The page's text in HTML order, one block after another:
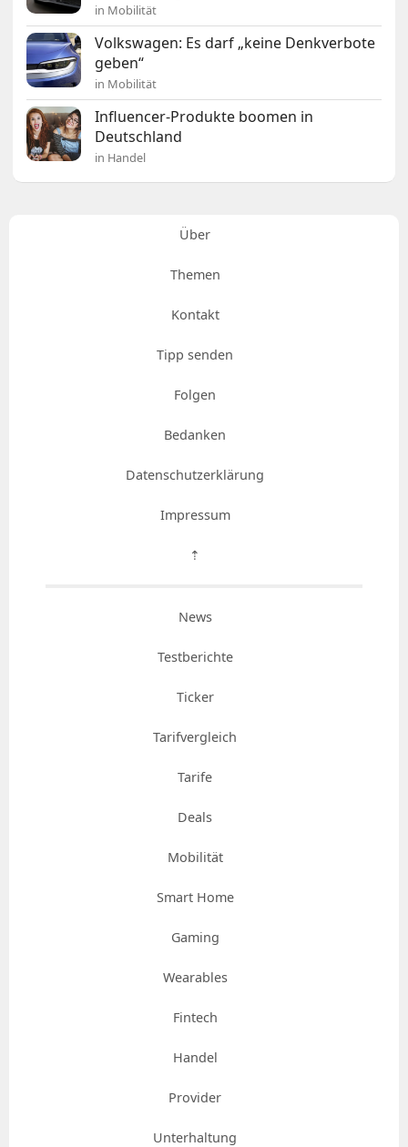
in Mobilität
Volkswagen: Es darf „keine Denkverbote
geben“
in Mobilität
Influencer-Produkte boomen in
Deutschland
in Handel
Über
Themen
Kontakt
Tipp senden
Folgen
Bedanken
Datenschutzerklärung
Impressum
⇡
News
Testberichte
Ticker
Tarifvergleich
Tarife
Deals
Mobilität
Smart Home
Gaming
Wearables
Fintech
Handel
Provider
Unterhaltung